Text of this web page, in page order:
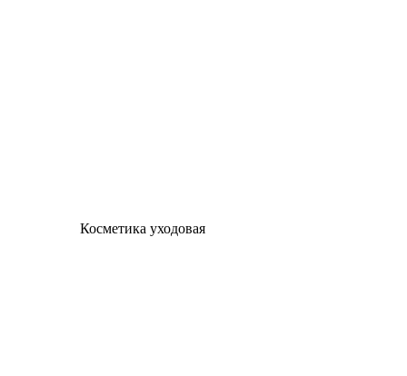
Косметика уходовая